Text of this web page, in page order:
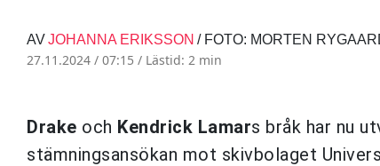
AVJOHANNA ERIKSSON / FOTO: MORTEN
27.11.2024 / 07:15 / Lästid: 2 min
Drake och Kendrick Lamars bråk har nu
stämningsansökan mot skivbolaget